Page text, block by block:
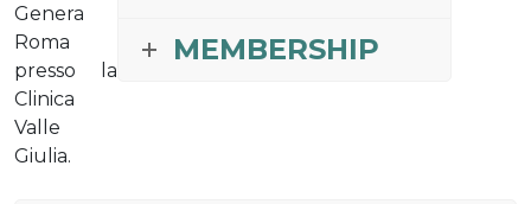
Genera
Roma
presso la
Clinica
Valle
Giulia.
MEMBERSHIP